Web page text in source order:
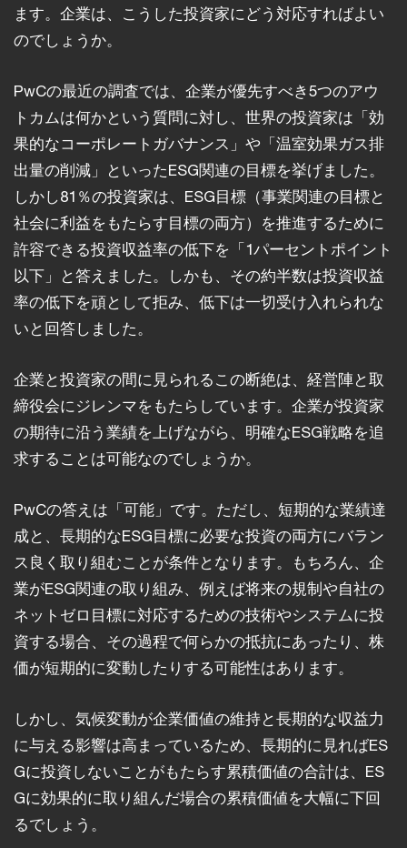
ます。企業は、こうした投資家にどう対応すればよい
のでしょうか。
PwCの最近の調査では、企業が優先すべき5つのアウ
トカムは何かという質問に対し、世界の投資家は「効
果的なコーポレートガバナンス」や「温室効果ガス排
出量の削減」といったESG関連の目標を挙げました。
しかし81％の投資家は、ESG目標（事業関連の目標と
社会に利益をもたらす目標の両方）を推進するために
許容できる投資収益率の低下を「1パーセントポイント
以下」と答えました。しかも、その約半数は投資収益
率の低下を頑として拒み、低下は一切受け入れられな
いと回答しました。
企業と投資家の間に見られるこの断絶は、経営陣と取
締役会にジレンマをもたらしています。企業が投資家
の期待に沿う業績を上げながら、明確なESG戦略を追
求することは可能なのでしょうか。
PwCの答えは「可能」です。ただし、短期的な業績達
成と、長期的なESG目標に必要な投資の両方にバラン
ス良く取り組むことが条件となります。もちろん、企
業がESG関連の取り組み、例えば将来の規制や自社の
ネットゼロ目標に対応するための技術やシステムに投
資する場合、その過程で何らかの抵抗にあったり、株
価が短期的に変動したりする可能性はあります。
しかし、気候変動が企業価値の維持と長期的な収益力
に与える影響は高まっているため、長期的に見ればES
Gに投資しないことがもたらす累積価値の合計は、ES
Gに効果的に取り組んだ場合の累積価値を大幅に下回
るでしょう。